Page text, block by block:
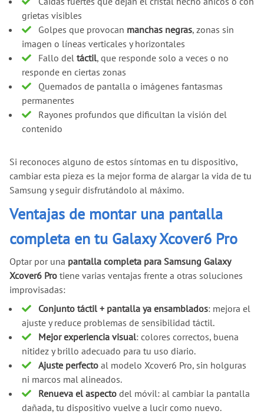
grietas visibles
Golpes que provocan manchas negras, zonas sin
imagen o líneas verticales y horizontales
Fallo del táctil, que responde solo a veces o no
responde en ciertas zonas
Quemados de pantalla o imágenes fantasmas
permanentes
Rayones profundos que dificultan la visión del
contenido
Si reconoces alguno de estos síntomas en tu dispositivo,
cambiar esta pieza es la mejor forma de alargar la vida de tu
Samsung y seguir disfrutándolo al máximo.
Ventajas de montar una pantalla
completa en tu Galaxy Xcover6 Pro
Optar por una pantalla completa para Samsung Galaxy
Xcover6 Pro tiene varias ventajas frente a otras soluciones
improvisadas:
Conjunto táctil + pantalla ya ensamblados: mejora el
ajuste y reduce problemas de sensibilidad táctil.
Mejor experiencia visual: colores correctos, buena
nitidez y brillo adecuado para tu uso diario.
Ajuste perfectoal modelo Xcover6 Pro, sin holguras
ni marcos mal alineados.
Renueva el aspectodel móvil: al cambiar la pantalla
dañada, tu dispositivo vuelve a lucir como nuevo.